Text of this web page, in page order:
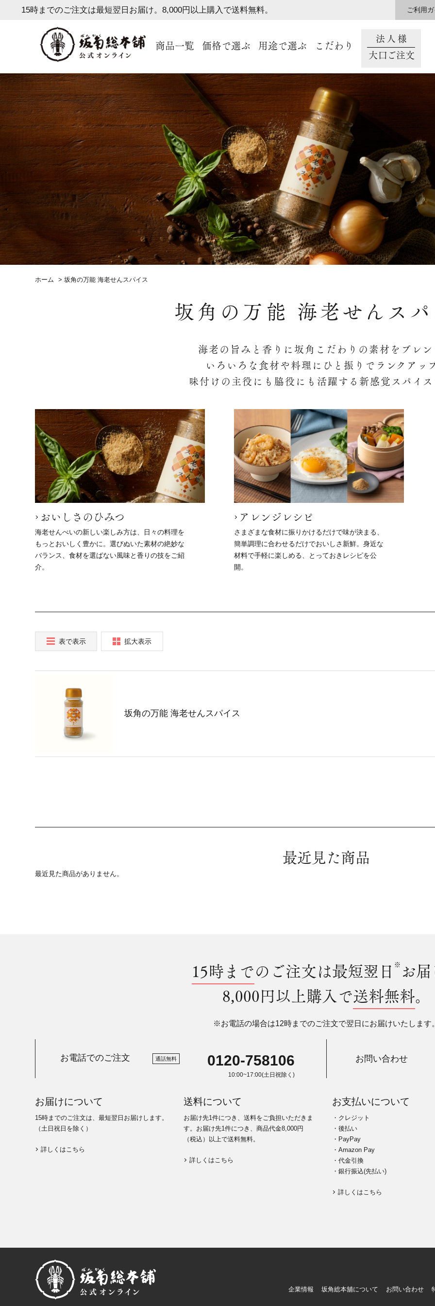
15時までのご注文は最短翌日お届け。8,000円以上購入で送料無料。 ご利用
商品一覧 価格で選ぶ 用途で選ぶ こだわり
法人様
大口ご注文
ホーム > 坂角の万能 海老せんスパイス
坂角の万能 海老せんスパ
海老の旨みと香りに坂角こだわりの素材をブレン
いろいろな食材や料理にひと振りでランクアップ
味付けの主役にも脇役にも活躍する新感覚スパイス
おいしさのひみつ
海老せんべいの新しい楽しみ方は、日々の料理を
もっとおいしく豊かに。選びぬいた素材の絶妙な
バランス、食材を選ばない風味と香りの技をご紹
介。
アレンジレシピ
さまざまな食材に振りかけるだけで味が決まる、
簡単調理に合わせるだけでおいしさ新鮮。身近な
材料で手軽に楽しめる、とっておきレシピを公
開。
拡大表示
表で表示
坂角の万能 海老せんスパイス
最近見た商品
最近見た商品がありません。
15時までのご注文は最短翌日 ※ お届
8,000円以上購入で送料無料。
※お電話の場合は12時までのご注文で翌日にお届けいたします。
お電話でのご注文 通話無料 0120-758106
10:00~17:00(土日祝除く)
お問い合わせ
お届けについて
15時までのご注文は、最短翌日お届けします。
（土日祝日を除く）
詳しくはこちら
送料について
お届け先1件につき、送料をご負担いただきま
す。お届け先1件につき、商品代金8,000円
（税込）以上で送料無料。
詳しくはこちら
お支払いについて
・クレジット
・後払い
・PayPay
・Amazon Pay
・代金引換
・銀行振込(先払い)
詳しくはこちら
企業情報 坂角総本舖について お問い合わせ